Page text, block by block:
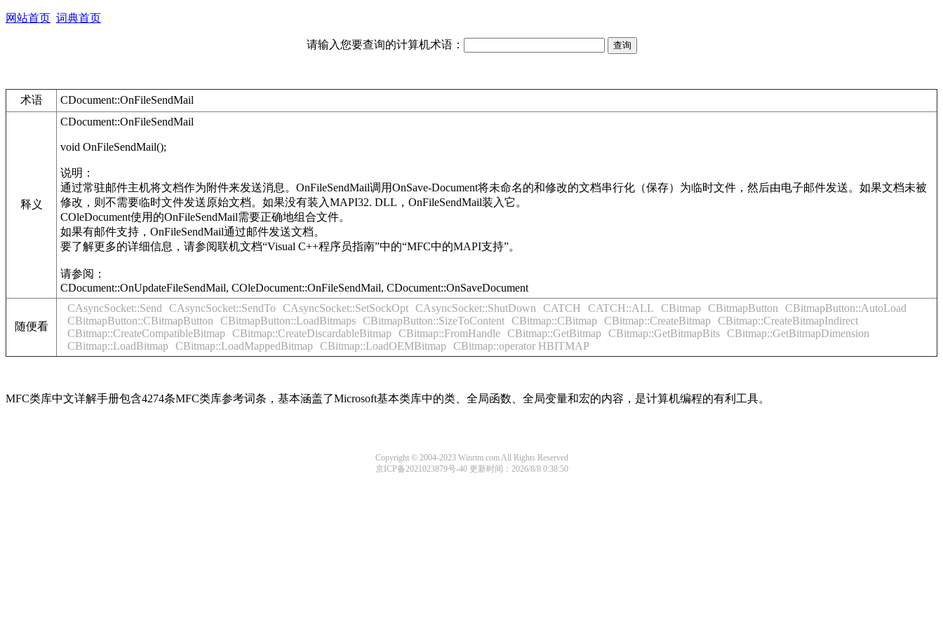
网站首页 词典首页
请输入您要查询的计算机术语：
术语 CDocument::OnFileSendMail
释义
CDocument::OnFileSendMail
void OnFileSendMail();
说明：
通过常驻邮件主机将文档作为附件来发送消息。OnFileSendMail调用OnSave-Document将未命名的和修改的文档串行化（保存）为临时文件，然后由电子邮件发送。如果文档未被
修改，则不需要临时文件发送原始文档。如果没有装入MAPI32. DLL，OnFileSendMail装入它。
COleDocument使用的OnFileSendMail需要正确地组合文件。
如果有邮件支持，OnFileSendMail通过邮件发送文档。
要了解更多的详细信息，请参阅联机文档“Visual C++程序员指南”中的“MFC中的MAPI支持”。
请参阅：
CDocument::OnUpdateFileSendMail, COleDocument::OnFileSendMail, CDocument::OnSaveDocument
随便看
CAsyncSocket::Send CAsyncSocket::SendTo CAsyncSocket::SetSockOpt CAsyncSocket::ShutDown CATCH CATCH::ALL CBitmap CBitmapButton
CBitmapButton::AutoLoad
CBitmapButton::CBitmapButton
CBitmapButton::LoadBitmaps CBitmapButton::SizeToContent CBitmap::CBitmap CBitmap::CreateBitmap CBitmap::CreateBitmapIndirect
CBitmap::CreateCompatibleBitmap CBitmap::CreateDiscardableBitmap CBitmap::FromHandle CBitmap::GetBitmap CBitmap::GetBitmapBits CBitmap::GetBitmapDimension
CBitmap::LoadBitmap CBitmap::LoadMappedBitmap CBitmap::LoadOEMBitmap CBitmap::operator HBITMAP
MFC类库中文详解手册包含4274条MFC类库参考词条，基本涵盖了Microsoft基本类库中的类、全局函数、全局变量和宏的内容，是计算机编程的有利工具。
Copyright © 2004-2023 Winrtm.com All Rights Reserved
京ICP备2021023879号-40 更新时间：2026/8/8 0:38:50